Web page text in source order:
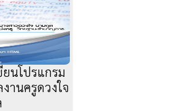
นโปรแกรม
านครูดวงใจ